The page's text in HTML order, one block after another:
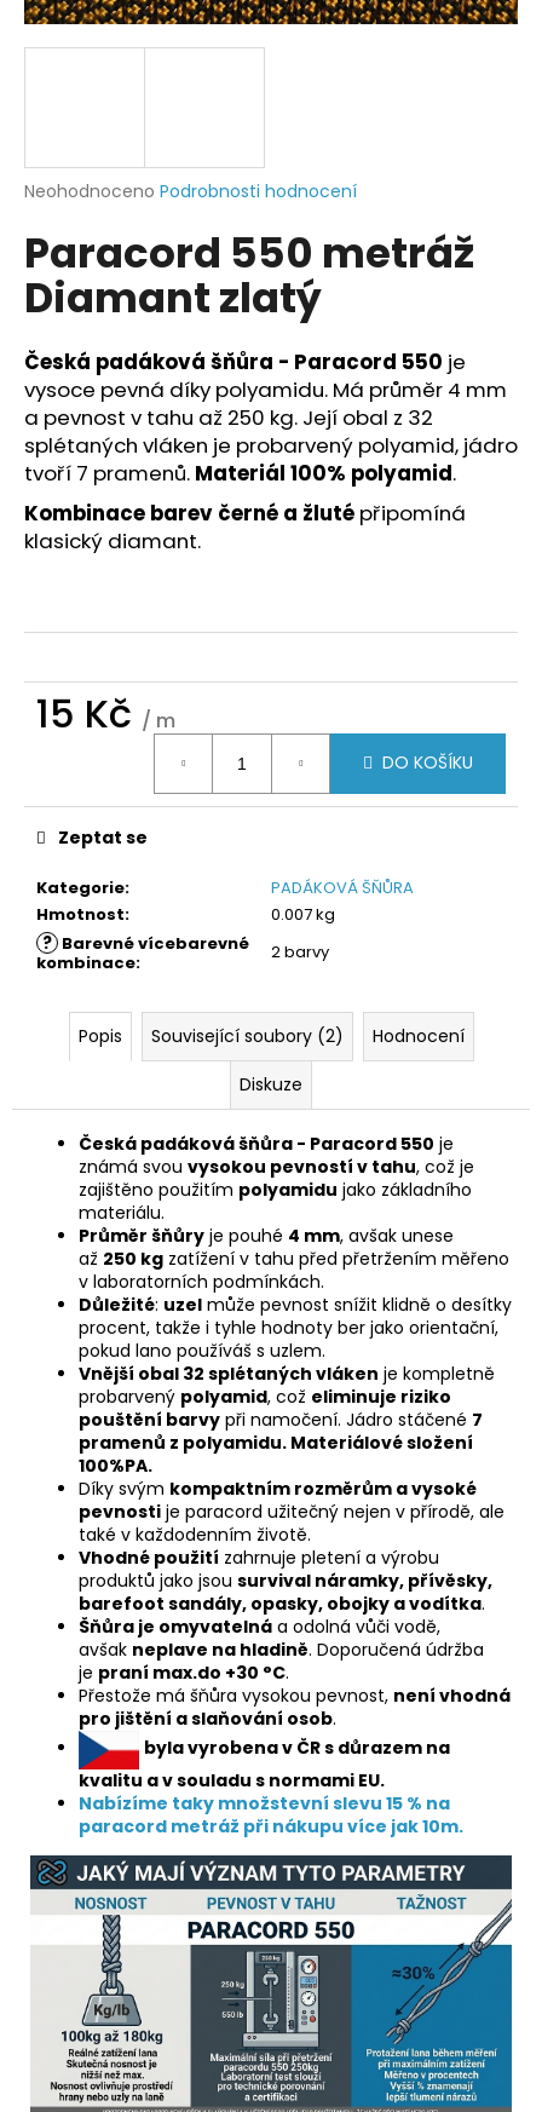
Průměrné
produktu
je
0,0
hvězdiček.
Neohodnoceno Podrobnosti hodnocení
Paracord 550 metráž
Diamant zlatý
Česká padáková šňůra - Paracord 550 je
vysoce pevná díky polyamidu. Má průměr 4 mm
a pevnost v tahu až 250 kg. Její obal z 32
splétaných vláken je probarvený polyamid, jádro
tvoří 7 pramenů. Materiál 100% polyamid.
Kombinace barev černé a žluté připomíná
klasický diamant.
15 Kč / m
DO KOŠÍKU
Kategorie:
PADÁKOVÁ ŠŇŮRA
Hmotnost: 0.007 kg
? Barevné vícebarevné
kombinace: 2 barvy
Zeptat se
Popis Související soubory (2)
Hodnocení
Diskuze
Česká padáková šňůra - Paracord 550 je
známá svou vysokou pevností v tahu, což je
zajištěno použitím polyamidu jako základního
materiálu.
Průměr šňůry je pouhé 4 mm, avšak unese
až 250 kg zatížení v tahu před přetržením měřeno
v laboratorních podmínkách.
Důležité: uzel může pevnost snížit klidně o desítky
procent, takže i tyhle hodnoty ber jako orientační,
pokud lano používáš s uzlem.
Vnější obal 32 splétaných vláken je kompletně
probarvený polyamid, což eliminuje riziko
pouštění barvy při namočení. Jádro stáčené 7
pramenů z polyamidu. Materiálové složení
100%PA.
Díky svým kompaktním rozměrům a vysoké
pevnosti je paracord užitečný nejen v přírodě, ale
také v každodenním životě.
Vhodné použití zahrnuje pletení a výrobu
produktů jako jsou survival náramky, přívěsky,
barefoot sandály, opasky, obojky a vodítka.
Šňůra je omyvatelná a odolná vůči vodě,
avšak neplave na hladině. Doporučená údržba
je praní max.do +30 °C.
Přestože má šňůra vysokou pevnost, není vhodná
pro jištění a slaňování osob.
byla vyrobena v ČR s důrazem na
kvalitu a v souladu s normami EU.
Nabízíme taky množstevní slevu 15 % na
paracord metráž při nákupu více jak 10m.
a
j
?
HLEDAT
D
o
p
o
u
č
e
e